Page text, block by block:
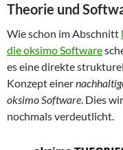
Theorie und
Wie schon im Abschnitt
die oksimo Software
es eine direkte
Konzept einer
oksimo Software. Dies
nochmals verdeutlicht.